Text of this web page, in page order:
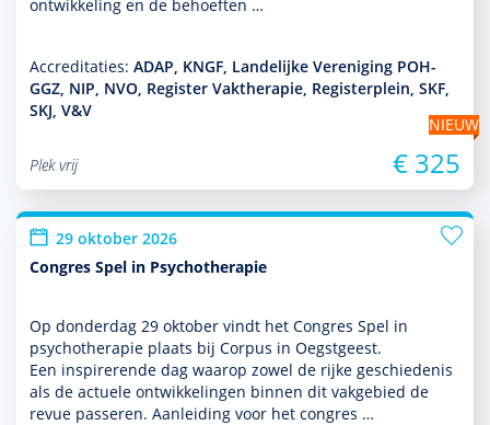
ont­wikke­ling en de behoeften …
Accreditaties: ADAP, KNGF, Landelijke Vereniging POH-
GGZ, NIP, NVO, Register Vaktherapie, Registerplein, SKF,
SKJ, V&V
NIEUW
Plek vrij
€ 325
29 oktober 2026
Congres Spel in Psychotherapie
Op donder­dag 29 oktober vindt het Congres Spel in
psycho­thera­pie plaats bij Corpus in Oegstgeest.
Een inspirerende dag waarop zowel de rijke geschiedenis
als de actuele ont­wikke­lingen binnen dit vakgebied de
revue passeren. Aanleiding voor het congres …